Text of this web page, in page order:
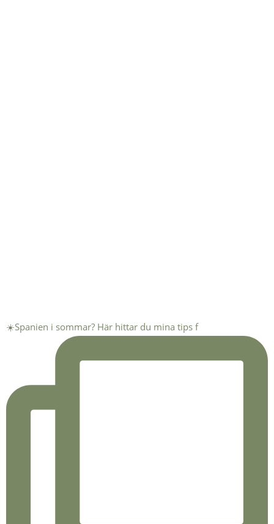
☀️Spanien i sommar? Här hittar du mina tips f